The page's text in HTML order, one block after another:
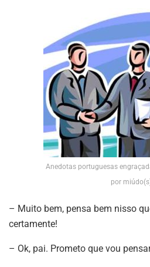
Anedotas portuguesas
por
– Muito bem, pensa bem nisso
certamente!
– Ok, pai. Prometo que vou